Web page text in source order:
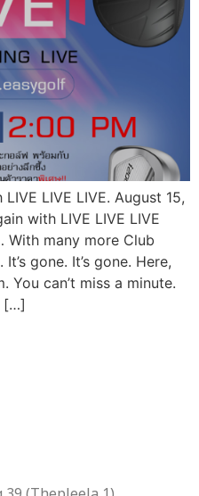
LIVE LIVE. August 15,
with LIVE LIVE LIVE
With many more Club
gone. It’s gone. Here,
You can’t miss a minute.
[…]